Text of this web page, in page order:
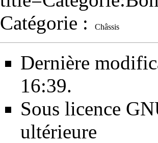
Catégorie : Châssis
Dernière
16:39.
Sous licence
ultérieure